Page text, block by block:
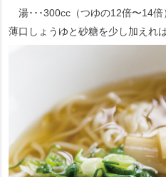
湯･･･300cc（つゆの12倍〜14倍
薄口しょうゆと砂糖を少し加えれ